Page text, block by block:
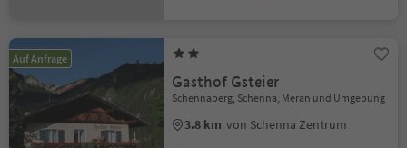
Auf Anfrage
Gasthof Gsteier
Schennaberg, Schenna, Meran und Umgebung
3.8 km von Schenna Zentrum